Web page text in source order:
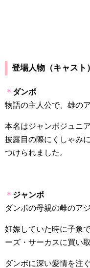
登場人物（キャスト）
＊ ダンボ
物語の主人公で、雄の
本名はジャンボジュニ
披露目の際にくしゃみ
つけられました。
＊ ジャンボ
ダンボの母親の雌のア
妊娠していた時に子象
ーズ・サーカスに買い
ダンボに深い愛情を注ぐ